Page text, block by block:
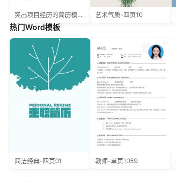
突出项目经历的简历模板一页简约式 艺术气质-四页10
热门Word模板
简洁经典-四页01 教师-单页1059